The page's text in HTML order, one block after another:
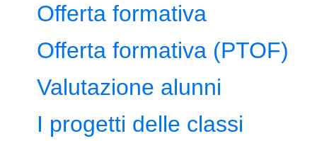
Offerta formativa
Offerta formativa (PTOF)
Valutazione alunni
I progetti delle classi